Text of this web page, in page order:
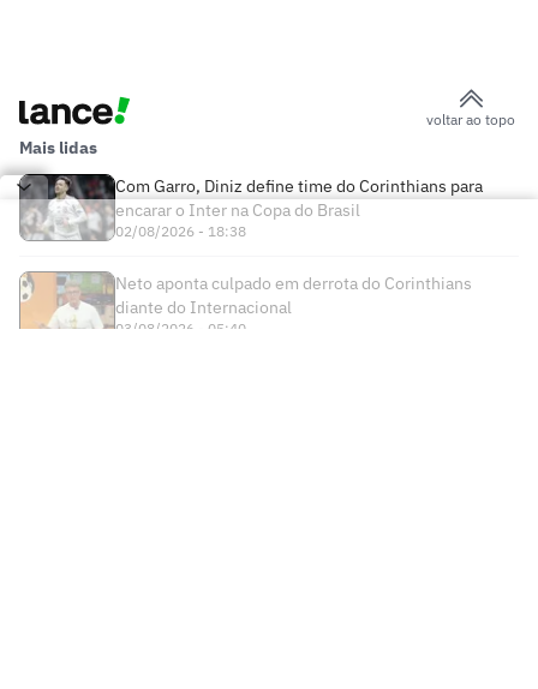
voltar ao topo
Mais lidas
Com Garro, Diniz define time do Corinthians para
encarar o Inter na Copa do Brasil
02/08/2026 - 18:38
Neto aponta culpado em derrota do Corinthians
diante do Internacional
03/08/2026 - 05:40